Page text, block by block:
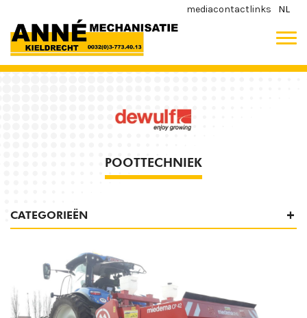
mediacontactlinks NL
POOTTECHNIEK
CATEGORIEËN